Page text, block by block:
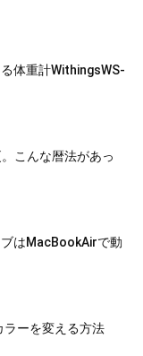
体重計WithingsWS-
こんな暦法があっ
はMacBookAirで動
ーを変える方法